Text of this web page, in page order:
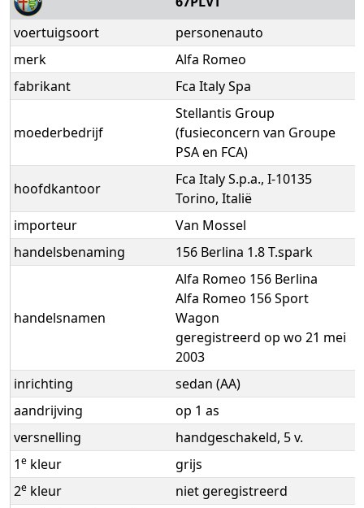
voertuigsoort
personenauto
merk
Alfa Romeo
fabrikant
Fca Italy Spa
moederbedrijf
Stellantis Group
(fusieconcern van Groupe
PSA en FCA)
hoofdkantoor
Fca Italy S.p.a., I-10135
Torino, Italië
importeur
Van Mossel
handelsbenaming
156 Berlina 1.8 T.spark
handelsnamen
Alfa Romeo 156 Berlina
Alfa Romeo 156 Sport
Wagon
geregistreerd op wo 21 mei
2003
inrichting
sedan (AA)
aandrijving
op 1 as
versnelling
handgeschakeld, 5 v.
1e kleur
grijs
2e kleur
niet geregistreerd